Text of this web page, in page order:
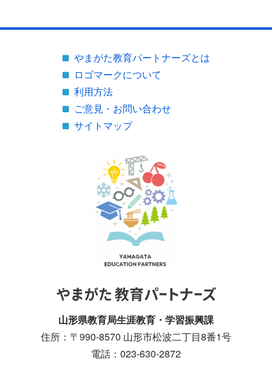
山形県教育局生涯教育・学習振興課
住所：〒990-8570 山形市松波二丁目8番1号
電話：023-630-2872
やまがた教育パートナーズとは
ロゴマークについて
利用方法
ご意見・お問い合わせ
サイトマップ